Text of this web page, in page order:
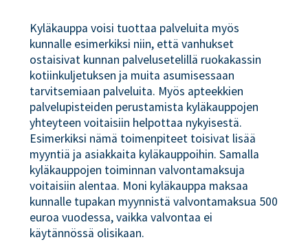
Kyläkauppa voisi tuottaa palveluita myös
kunnalle esimerkiksi niin, että vanhukset
ostaisivat kunnan palvelusetelillä ruokakassin
kotiinkuljetuksen ja muita asumisessaan
tarvitsemiaan palveluita. Myös apteekkien
palvelupisteiden perustamista kyläkauppojen
yhteyteen voitaisiin helpottaa nykyisestä.
Esimerkiksi nämä toimenpiteet toisivat lisää
myyntiä ja asiakkaita kyläkauppoihin. Samalla
kyläkauppojen toiminnan valvontamaksuja
voitaisiin alentaa. Moni kyläkauppa maksaa
kunnalle tupakan myynnistä valvontamaksua 500
euroa vuodessa, vaikka valvontaa ei
käytännössä olisikaan.